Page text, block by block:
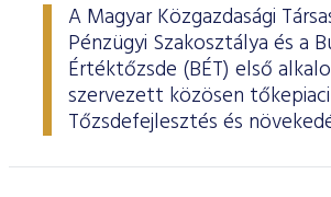
A Magyar Közgazdasági
Pénzügyi Szakosztálya és a
Értéktőzsde (BÉT) első
szervezett közösen
Tőzsdefejlesztés és